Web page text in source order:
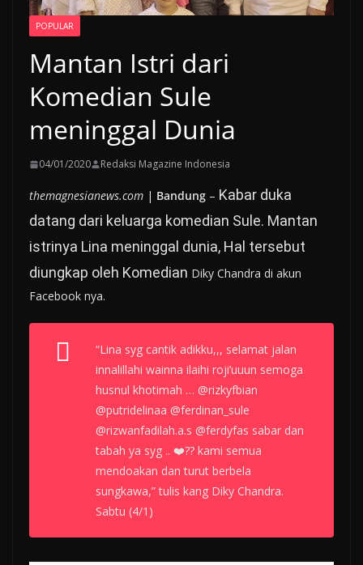
POPULAR
Mantan Istri dari
Komedian Sule
meninggal Dunia
04/01/2020 Redaksi Magazine Indonesia
themagnesianews.com | Bandung – Kabar duka
datang dari keluarga komedian Sule. Mantan
istrinya Lina meninggal dunia, Hal tersebut
diungkap oleh Komedian Diky Chandra di akun
Facebook nya.
“Lina syg cantik adikku,,, selamat jalan
innalillahi wainna ilaihi roji’uuun semoga
husnul khotimah … @rizkyfbian
@putridelinaa @ferdinan_sule
@rizwanfadilah.a.s @ferdyfas sabar dan
tabah ya syg .. ❤️?? kami semua
mendoakan dan turut berbela
sungkawa,” tulis kang Diky Chandra.
Sabtu (4/1)